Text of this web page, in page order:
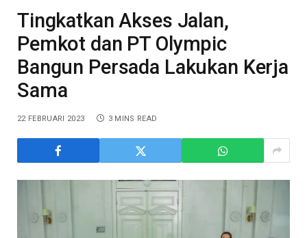
Tingkatkan Akses Jalan,
Pemkot dan PT Olympic
Bangun Persada Lakukan Kerja
Sama
22 FEBRUARI 2023 3 MINS READ